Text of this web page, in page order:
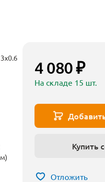
4 080 ₽
На складе 15 шт.
Купить
Отложить